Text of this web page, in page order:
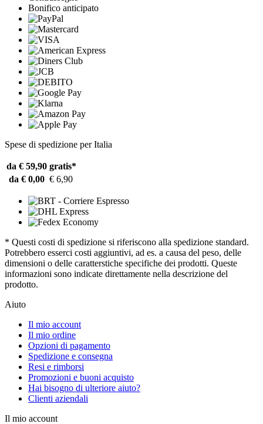
Bonifico anticipato
Spese di spedizione per Italia
da € 59,90 gratis*
da € 0,00 € 6,90
* Questi costi di spedizione si riferiscono alla spedizione standard.
Potrebbero esserci costi aggiuntivi, ad es. a causa del peso, delle
dimensioni o delle caratterstiche specifiche dei prodotti. Queste
informazioni sono indicate direttamente nella descrizione del
prodotto.
Aiuto
Il mio account
Il mio ordine
Opzioni di pagamento
Spedizione e consegna
Resi e rimborsi
Promozioni e buoni acquisto
Hai bisogno di ulteriore aiuto?
Clienti aziendali
Il mio account